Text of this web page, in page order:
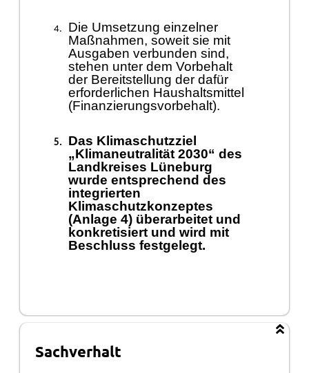
Die Umsetzung einzelner
Maßnahmen, soweit sie mit
Ausgaben verbunden sind,
stehen unter dem Vorbehalt
der Bereitstellung der dafür
erforderlichen Haushaltsmittel
(Finanzierungsvorbehalt).
Das Klimaschutzziel
„Klimaneutralität 2030“ des
Landkreises Lüneburg
wurdeentsprechend des
integrierten
Klimaschutzkonzeptes
(Anlage 4) überarbeitet und
konkretisiert und wird mit
Beschluss festgelegt.
Sachverhalt